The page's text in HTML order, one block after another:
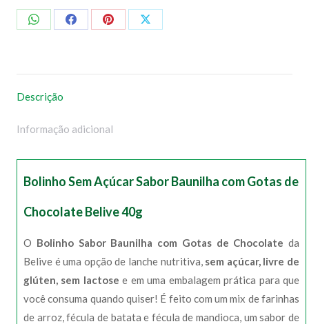
CompartilharCompartilharCompartilharCompartilhar
Descrição
Informação adicional
Bolinho Sem Açúcar Sabor Baunilha com Gotas de
Chocolate Belive 40g
O Bolinho Sabor Baunilha com Gotas de Chocolate da
Belive é uma opção de lanche nutritiva, sem açúcar, livre de
glúten, sem lactose e em uma embalagem prática para que
você consuma quando quiser! É feito com um mix de farinhas
de arroz, fécula de batata e fécula de mandioca, um sabor de